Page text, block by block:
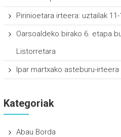
Pirinioetara irteera: uztailak 11-
Oarsoaldeko birako 6. etapa
Listorretara
Ipar martxako asteburu-
Kategoriak
Abau Borda